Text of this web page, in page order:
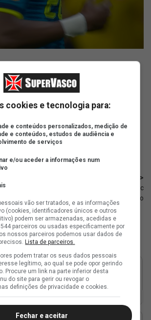
ad
Gómez,
na estreia
Próximo >
Cria do Vasco, Gabriel Pec
negocia com clube brasileiro
cookies e tecnologia para:
e conteúdos personalizados, medição de
e conteúdos, estudos de audiência e
de serviços
e/ou aceder a informações num
vão ser tratados, e as informações
(cookies, identificadores únicos e outros
podem ser armazenadas, acedidas e
parceiros ou usadas especificamente por
nossos parceiros podemos usar dados de
Lista de parceiros.
podem tratar os seus dados pessoais
legítimo, ao qual se pode opor gerindo
Procure um link na parte inferior desta
do site para gerir ou revogar o
definições de privacidade e cookies.
Fechar e aceitar